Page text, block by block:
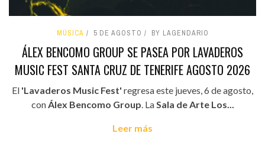
MÚSICA 5 DE AGOSTO BY LAGENDARIO
ÁLEX BENCOMO GROUP SE PASEA POR LAVADEROS
MUSIC FEST SANTA CRUZ DE TENERIFE AGOSTO 2026
El 'Lavaderos Music Fest' regresa este jueves, 6 de agosto,
conÁlex Bencomo Group. LaSala de Arte Los...
Leer más